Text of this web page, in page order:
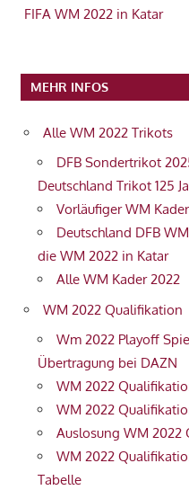
FIFA WM 2022 in Katar
MEHR INFOS
Alle WM 2022 Trikots
DFB Sondertrikot
Deutschland Trikot 125
Vorläufiger WM
Deutschland DFB
die WM 2022 in Katar
Alle WM Kader 2022
WM 2022 Qualifikation
Wm 2022 Playoff
Übertragung bei DAZN
WM 2022
WM 2022
Auslosung WM 2022
WM 2022
Tabelle